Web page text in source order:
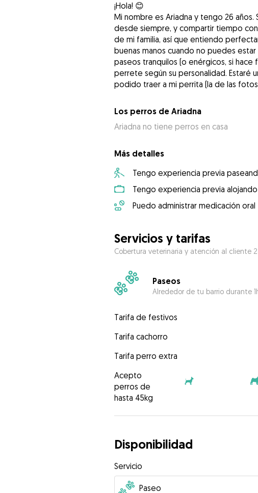
¡Hola! 😊
Mi nombre es Ariadna y tengo 26 años.
desde siempre, y compartir tiempo
de mi familia, así que entiendo
buenas manos cuando no puedes
paseos tranquilos (o enérgicos, si
perrete según su personalidad. Estaré
podido traer a mi perrita (la de las
Los perros de Ariadna
Ariadna no tiene perros en casa
Más detalles
Tengo experiencia previa
Tengo experiencia previa
Puedo administrar medicación oral
Servicios y tarifas
Cobertura veterinaria y atención al cliente
Paseos
Alrededor de tu barrio durante
Tarifa de festivos
Tarifa cachorro
Tarifa perro extra
Acepto
perros de
hasta 45kg
Disponibilidad
Servicio